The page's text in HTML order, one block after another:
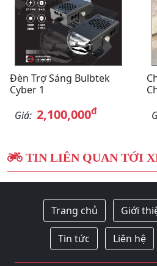
Đèn Trợ Sáng Bulbtek
Cyber 1
Giá: 2,100,000đ
TIN LIÊN QUAN TỚI
Trang chủ Giới
Tin tức Liên hệ